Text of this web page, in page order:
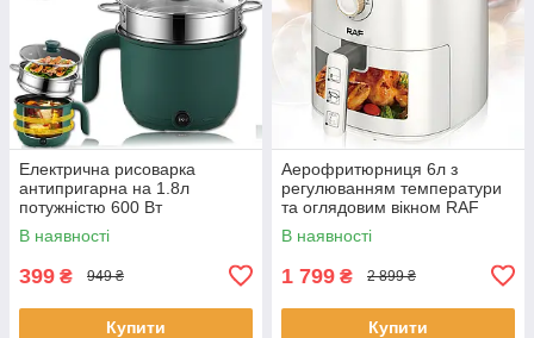
Електрична рисоварка
антипригарна на 1.8л
потужністю 600 Вт
В наявності
399 ₴ 949 ₴
Купити
Аерофритюрниця 6л з
регулюванням температури
та оглядовим вікном RAF
R.5332 1500W
В наявності
1 799 ₴ 2 899 ₴
Купити